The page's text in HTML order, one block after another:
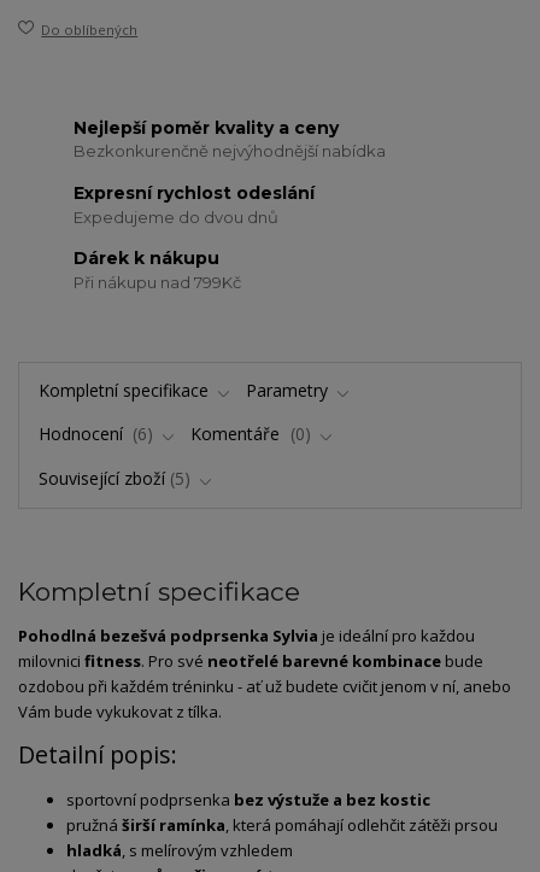
Do oblíbených
Nejlepší poměr kvality a ceny
Bezkonkurenčně nejvýhodnější nabídka
Expresní rychlost odeslání
Expedujeme do dvou dnů
Dárek k nákupu
Při nákupu nad 799Kč
Kompletní specifikace
Parametry
Hodnocení
6 Komentáře
0
Související zboží 5
Kompletní specifikace
Pohodlná bezešvá podprsenka Sylvia je ideální pro každou
milovnici fitness. Pro své neotřelé barevné kombinace bude
ozdobou při každém tréninku - ať už budete cvičit jenom v ní, anebo
Vám bude vykukovat z tílka.
Detailní popis:
sportovní podprsenka bez výstuže a bez kostic
pružná širší ramínka , která pomáhají odlehčit zátěži prsou
hladká , s melírovým vzhledem